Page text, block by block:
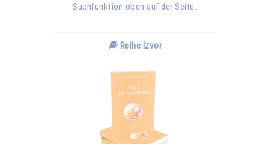
Suchfunktion oben auf der Seite.
Reihe Izvor